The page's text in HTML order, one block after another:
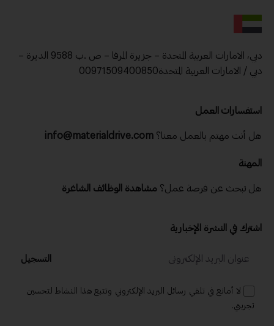
دبي، الامارات العربية المتحدة – جزيرة المرفا – ص .ب 9588 الديرة –
دبي / الامارات العربية المتحدة00971509400850
استفسارات العمل
هل أنت مهتم بالعمل معنا؟ info@materialdrive.com
المهنة
هل تبحث عن فرصة عمل؟ مشاهدة الوظائف الشاغرة
اشترك في النشرة الإخبارية
التسجيل
لا أمانع في تلقي رسائل البريد الإلكتروني وتتبع هذا النشاط لتحسين
تجربتي.